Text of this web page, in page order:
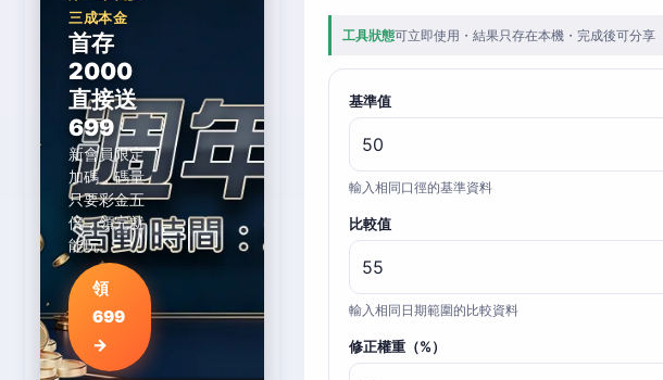
三成本金
首存
2000
直接送
699
新會員限定
加碼，碼量
只要彩金五
倍，領完就
能玩。
領
699
→
工具狀態可立即使用・結果只存在本機・完成後可分享
基準值
輸入相同口徑的基準資料
比較值
輸入相同日期範圍的比較資料
修正權重（%）